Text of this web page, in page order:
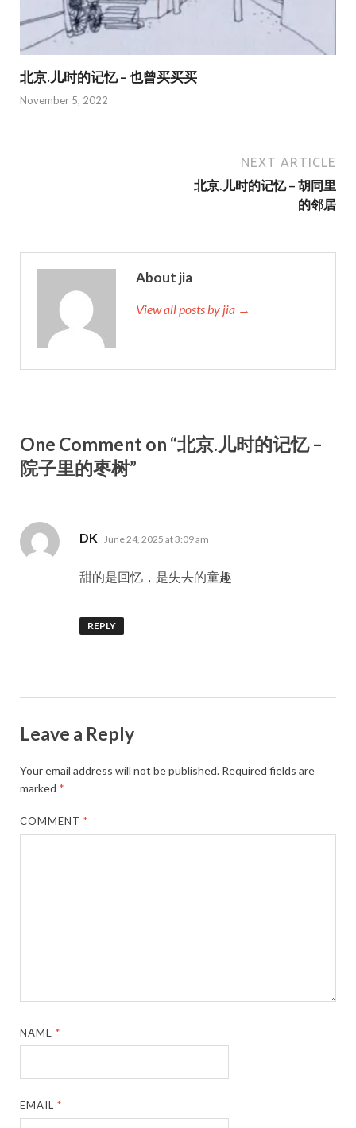
北京.儿时的记忆 – 也曾买买买
November 5, 2022
NEXT ARTICLE
北京.儿时的记忆 – 胡同里
的邻居
About jia
View all posts by jia →
One Comment on “北京.儿时的记忆 –
院子里的枣树”
DK says:
June 24, 2025 at 3:09 am
甜的是回忆，是失去的童趣
REPLY
Leave a Reply
Your email address will not be published. Required fields are
marked *
COMMENT*
NAME*
EMAIL*